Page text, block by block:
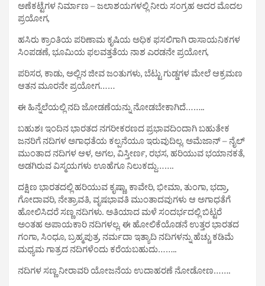
ಅಣೆಕಟ್ಟೆಗಳ ನಿರ್ಮಾಣ – ಜಲಾಶಯಗಳಲ್ಲಿ ನೀರು ಸಂಗ್ರಹ ಅದರ ಮೊದಲ
ಪ್ರಯೋಗ,
ಹಸಿರು ಕ್ರಾಂತಿಯ ಪರಿಣಾಮ ಕೃಷಿಯ ಅಧಿಕ ಫಸಲಿಗಾಗಿ ರಾಸಾಯನಿಕಗಳ
ಸಿಂಪಡಣೆ, ಭೂಮಿಯ ಫಲವತ್ತತೆಯ ನಾಶ ಎರಡನೇ ಪ್ರಯೋಗ,
ಪರಿಸರ, ಕಾಡು, ಅಲ್ಲಿನ ಜೀವ ಜಂತುಗಳು, ಬೆಟ್ಟು ಗುಡ್ಡಗಳ ಮೇಲೆ ಆಕ್ರಮಣ
ಆತನ ಮೂರನೇ ಪ್ರಯೋಗ……
ಈ ಹಿನ್ನೆಲೆಯಲ್ಲಿ ನದಿ ಜೋಡಣೆಯನ್ನು ನೋಡಬೇಕಾಗಿದೆ……..
ಬಹುಶಃ ಇಂದಿನ ಭಾರತದ ನಗರೀಕರಣದ ಪ್ರಭಾವದಿಂದಾಗಿ ಬಹುತೇಕ
ಜನರಿಗೆ ನದಿಗಳ ಅಗಾಧತೆಯ ಕಲ್ಪನೆಯೂ ಇರುವುದಿಲ್ಲ. ಅಮೆಜಾನ್ – ನೈಲ್
ಮುಂತಾದ ನದಿಗಳ ಆಳ, ಅಗಲ, ವಿಸ್ತೀರ್ಣ, ರಭಸ, ಹರಿಯುವ ಭಯಾನಕತೆ,
ಅಡಗಿರುವ ವಿಸ್ಮಯಗಳು ಊಹೆಗೂ ನಿಲುಕದ್ದು…….
ದಕ್ಷಿಣ ಭಾರತದಲ್ಲಿ ಹರಿಯುವ ಕೃಷ್ಣಾ, ಕಾವೇರಿ, ಭೀಮಾ, ತುಂಗಾ, ಭದ್ರಾ,
ಗೋದಾವರಿ, ನೇತ್ರಾವತಿ, ವೃಷಭಾವತಿ ಮುಂತಾದವುಗಳು ಆ ಅಗಾಧತೆಗೆ
ಹೋಲಿಸಿದರೆ ಸಣ್ಣ ನದಿಗಳು. ಅತಿಯಾದ ಮಳೆ ಸಂದರ್ಭದಲ್ಲಿ ಬಿಟ್ಟರೆ
ಅಂತಹ ಅಪಾಯಕಾರಿ ನದಿಗಳಲ್ಲ. ಈ ಹೋಲಿಕೆಯೊಡನೆ ಉತ್ತರ ಭಾರತದ
ಗಂಗಾ, ಸಿಂಧೂ, ಬ್ರಹ್ಮಪುತ್ರ, ನರ್ಮದಾ ಇತ್ಯಾದಿ ನದಿಗಳನ್ನು ಹೆಚ್ಚು ಕಡಿಮೆ
ಮಧ್ಯಮ ಗಾತ್ರದ ನದಿಗಳೆಂದು ಕರೆಯಬಹುದು……..
ನದಿಗಳ ಸಣ್ಣ ನೀರಾವರಿ ಯೋಜನೆಯ ಉದಾಹರಣೆ ನೋಡೋಣ…….